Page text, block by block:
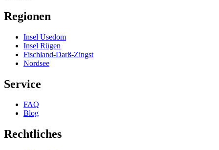
Regionen
Insel Usedom
Insel Rügen
Fischland-Darß-Zingst
Nordsee
Service
FAQ
Blog
Rechtliches